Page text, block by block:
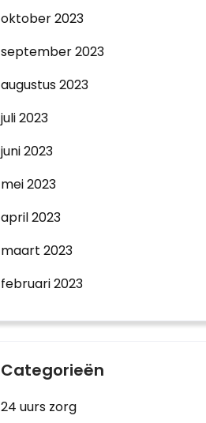
oktober 2023
september 2023
augustus 2023
juli 2023
juni 2023
mei 2023
april 2023
maart 2023
februari 2023
Categorieën
24 uurs zorg